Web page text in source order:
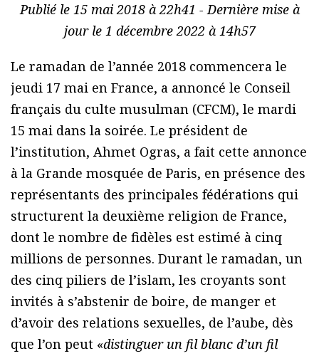
Publié le 15 mai 2018 à 22h41 - Dernière mise à
jour le 1 décembre 2022 à 14h57
Le ramadan de l’année 2018 commencera le
jeudi 17 mai en France, a annoncé le Conseil
français du culte musulman (CFCM), le mardi
15 mai dans la soirée. Le président de
l’institution, Ahmet Ogras, a fait cette annonce
à la Grande mosquée de Paris, en présence des
représentants des principales fédérations qui
structurent la deuxième religion de France,
dont le nombre de fidèles est estimé à cinq
millions de personnes. Durant le ramadan, un
des cinq piliers de l’islam, les croyants sont
invités à s’abstenir de boire, de manger et
d’avoir des relations sexuelles, de l’aube, dès
que l’on peut «distinguer un fil blanc d’un fil